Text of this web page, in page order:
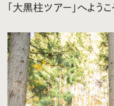
「大黒柱ツアー」へようこ